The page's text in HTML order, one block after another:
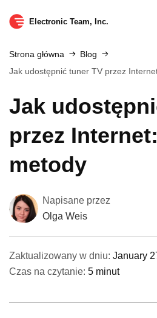
Electronic Team, Inc.
Strona główna
Blog
Jak udostępnić tuner TV przez
Jak
przez
metody
Napisane przez
Olga Weis
Zaktualizowany w dniu: January
Czas na czytanie: 5 minut